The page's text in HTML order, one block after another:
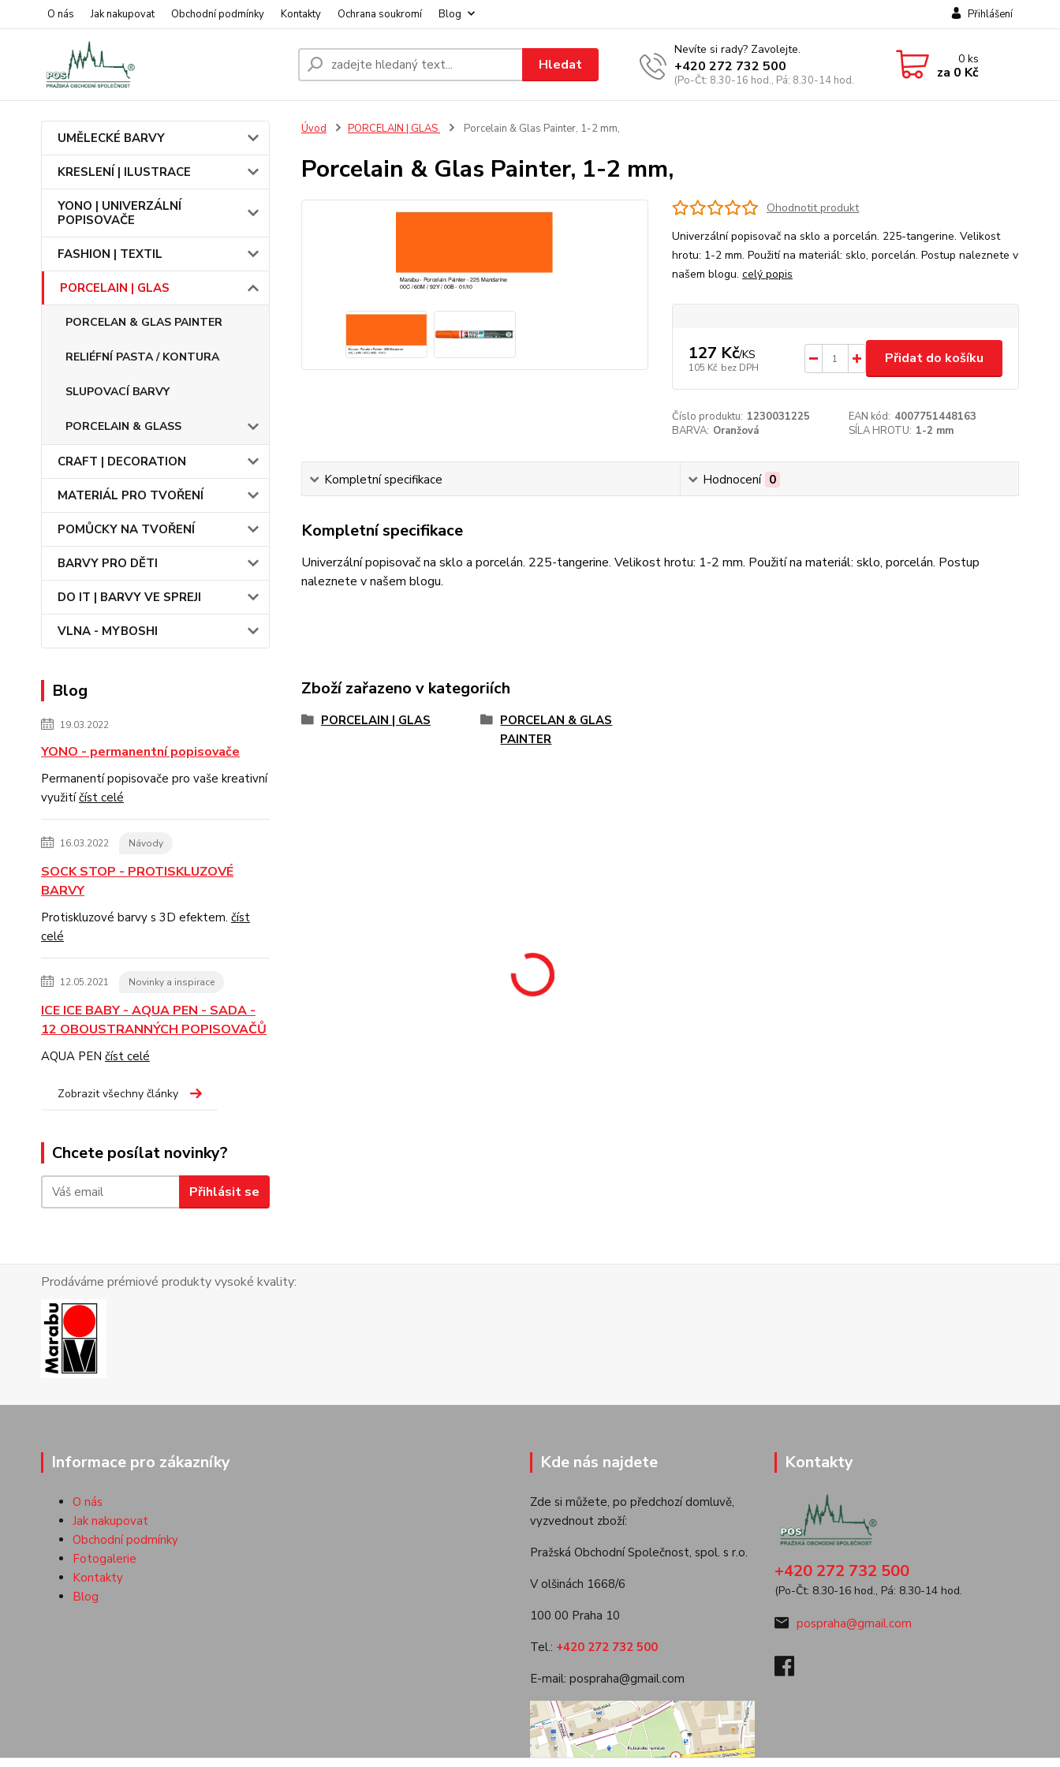
O nás Jak nakupovat Obchodní podmínky Kontakty Ochrana soukromí Blog Přihlášení
Hledat
Nevíte si rady? Zavolejte.
+420 272 732 500
(Po-Čt: 8.30-16 hod., Pá: 8.30-14 hod.
0ks
za 0 Kč
UMĚLECKÉ BARVY
KRESLENÍ | ILUSTRACE
YONO | UNIVERZÁLNÍ
POPISOVAČE
FASHION | TEXTIL
PORCELAIN | GLAS
PORCELAN & GLAS PAINTER
RELIÉFNÍ PASTA / KONTURA
SLUPOVACÍ BARVY
PORCELAIN & GLASS
CRAFT | DECORATION
MATERIÁL PRO TVOŘENÍ
POMŮCKY NA TVOŘENÍ
BARVY PRO DĚTI
DO IT | BARVY VE SPREJI
VLNA - MYBOSHI
Blog
19.03.2022
YONO - permanentní popisovače
Permanentí popisovače pro vaše kreativní
využitíčíst celé
16.03.2022 Návody
SOCK STOP - PROTISKLUZOVÉ
BARVY
Protiskluzové barvy s 3D efektem. číst
celé
12.05.2021 Novinky a inspirace
ICE ICE BABY - AQUA PEN - SADA -
12 OBOUSTRANNÝCH POPISOVAČŮ
AQUA PEN číst celé
Zobrazit všechny články
Chcete posílat novinky?
Přihlásit se
Úvod PORCELAIN | GLAS Porcelain & Glas Painter, 1-2 mm,
Porcelain & Glas Painter, 1-2 mm,
Ohodnotit produkt
Univerzální popisovač na sklo a porcelán. 225-tangerine. Velikost
hrotu: 1-2 mm. Použití na materiál: sklo, porcelán. Postup naleznete v
našem blogu. celý popis
127 Kč/KS
105 Kč bez DPH
Přidat do košíku
Číslo produktu: 1230031225 EAN kód: 4007751448163
BARVA: Oranžová SÍLA HROTU: 1-2 mm
Kompletní specifikace Hodnocení 0
Kompletní specifikace
Univerzální popisovač na sklo a porcelán. 225-tangerine. Velikost hrotu: 1-2 mm. Použití na materiál: sklo, porcelán. Postup
naleznete v našem blogu.
Zboží zařazeno v kategoriích
PORCELAIN | GLAS
PORCELAN & GLAS
PAINTER
Prodáváme prémiové produkty vysoké kvality:
Informace pro zákazníky
O nás
Jak nakupovat
Obchodní podmínky
Fotogalerie
Kontakty
Blog
Kde nás najdete
Zde si můžete, po předchozí domluvě,
vyzvednout zboží:
Pražská Obchodní Společnost, spol. s r.o.
V olšinách 1668/6
100 00 Praha 10
Tel.: +420 272 732 500
E-mail: pospraha@gmail.com
Kontakty
+420 272 732 500
(Po-Čt: 8.30-16 hod., Pá: 8.30-14 hod.
pospraha@gmail.com